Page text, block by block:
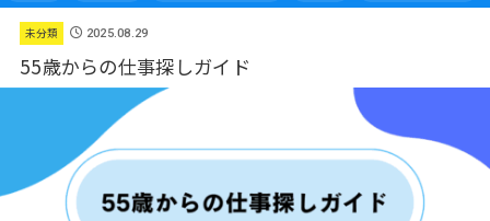
未分類 2025.08.29
55歳からの仕事探しガイド